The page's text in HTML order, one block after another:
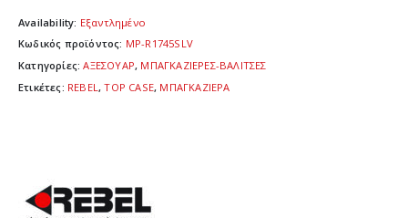
Availability: Εξαντλημένο
Κωδικός προϊόντος: MP-R1745SLV
Κατηγορίες:ΑΞΕΣΟΥΑΡ, ΜΠΑΓΚΑΖΙΕΡΕΣ-ΒΑΛΙΤΣΕΣ
Ετικέτες: REBEL ,TOP CASE, ΜΠΑΓΚΑΖΙΕΡΑ